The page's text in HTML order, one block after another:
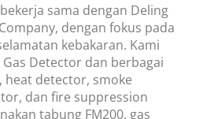
sama dengan Deling
dengan fokus pada
kebakaran. Kami
Detector dan berbagai
detector, smoke
dan fire suppression
tabung FM200, gas